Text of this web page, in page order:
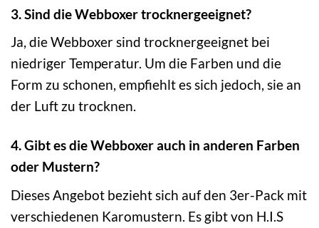
3. Sind die Webboxer trocknergeeignet?
Ja, die Webboxer sind trocknergeeignet bei
niedriger Temperatur. Um die Farben und die
Form zu schonen, empfiehlt es sich jedoch, sie an
der Luft zu trocknen.
4. Gibt es die Webboxer auch in anderen Farben
oder Mustern?
Dieses Angebot bezieht sich auf den 3er-Pack mit
verschiedenen Karomustern. Es gibt von H.I.S